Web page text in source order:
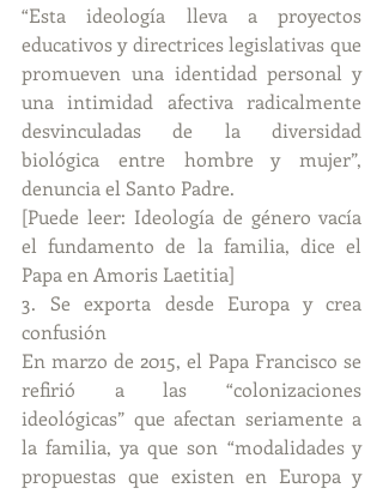
“Esta ideología lleva a proyectos
educativos y directrices legislativas que
promueven una identidad personal y
una intimidad afectiva radicalmente
desvinculadas de la diversidad
biológica entre hombre y mujer”,
denuncia el Santo Padre.
[Puede leer: Ideología de género vacía
el fundamento de la familia, dice el
Papa en Amoris Laetitia]
3. Se exporta desde Europa y crea
confusión
En marzo de 2015, el Papa Francisco se
refirió a las “colonizaciones
ideológicas” que afectan seriamente a
la familia, ya que son “modalidades y
propuestas que existen en Europa y